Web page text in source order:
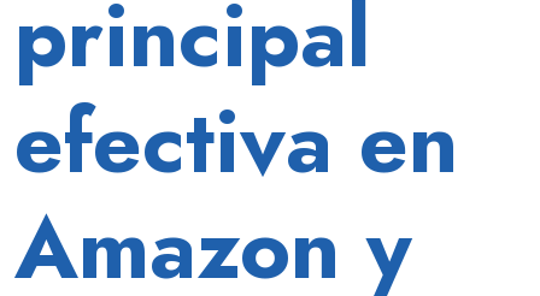
principal
efectiva en
Amazon y